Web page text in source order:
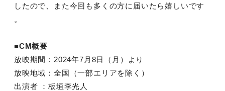
したので、また今回も多くの方に届いたら嬉しいです
。
■CM概要
放映期間：2024年7月8日（月）より
放映地域：全国（一部エリアを除く）
出演者 ：板垣李光人